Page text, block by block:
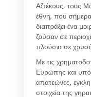
Αζτέκους, τους
έθνη, που σήμερα
διαπράξει ένα
ζούσαν σε
πλούσια σε
Με τις
Ευρώπης και υπό
απατεώνες,
στοιχεία της